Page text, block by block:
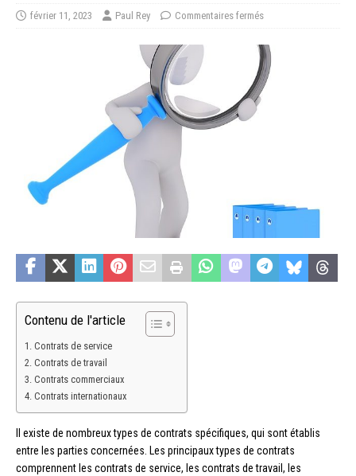
février 11, 2023 Paul Rey Commentaires fermés
Contenu de l'article
Contrats de service
Contrats de travail
Contrats commerciaux
Contrats internationaux
Il existe de nombreux types de contrats spécifiques, qui sont établis
entre les parties concernées. Les principaux types de contrats
comprennent les contrats de service, les contrats de travail, les